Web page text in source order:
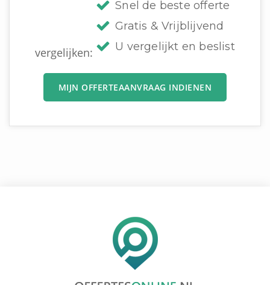
vergelijken:
Snel de beste offerte
Gratis & Vrijblijvend
U vergelijkt en beslist
MIJN OFFERTEAANVRAAG INDIENEN